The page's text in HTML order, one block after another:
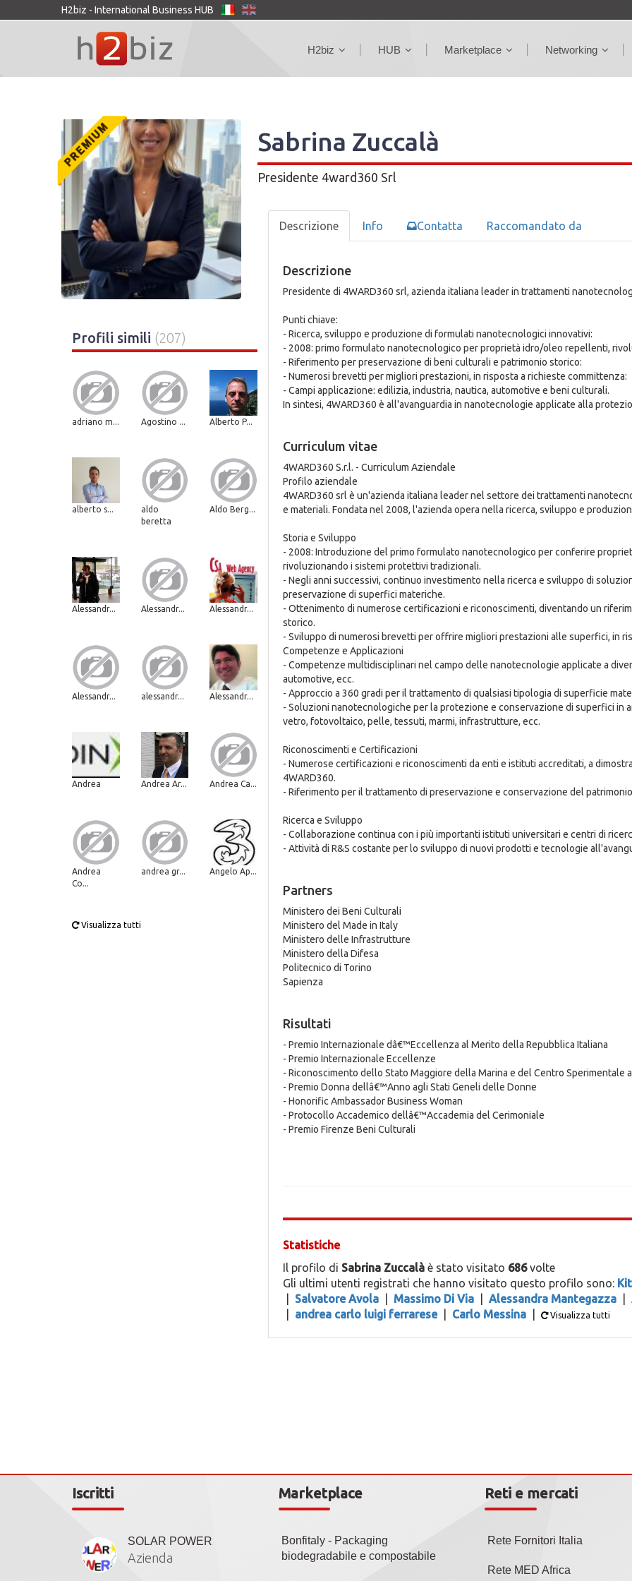
H2biz - International Business HUB
H2biz HUB Marketplace Networking
Sabrina Zuccalà
Presidente 4ward360 Srl
Profili simili (207)
adriano m... Agostino ... Alberto P...
alberto s...
aldo
beretta
Aldo Berg...
Alessandr... Alessandr... Alessandr...
Alessandr... alessandr... Alessandr...
Andrea Andrea Ar... Andrea Ca...
Andrea
Co...
andrea gr... Angelo Ap...
Visualizza tutti
Descrizione Info Contatta Raccomandato da
Descrizione
Presidente di 4WARD360 srl, azienda italiana leader in trattamenti
Punti chiave:
- Ricerca, sviluppo e produzione di formulati nanotecnologici innovativi:
- 2008: primo formulato nanotecnologico per proprietà idro/oleo repellenti,
- Riferimento per preservazione di beni culturali e patrimonio storico:
- Numerosi brevetti per migliori prestazioni, in risposta a richieste committenza:
- Campi applicazione: edilizia, industria, nautica, automotive e beni culturali.
In sintesi, 4WARD360 è all'avanguardia in nanotecnologie applicate alla
Curriculum vitae
4WARD360 S.r.l. - Curriculum Aziendale
Profilo aziendale
4WARD360 srl è un'azienda italiana leader nel settore dei trattamenti
e materiali. Fondata nel 2008, l'azienda opera nella ricerca, sviluppo e
Storia e Sviluppo
- 2008: Introduzione del primo formulato nanotecnologico per conferire
rivoluzionando i sistemi protettivi tradizionali.
- Negli anni successivi, continuo investimento nella ricerca e sviluppo di
preservazione di superfici materiche.
- Ottenimento di numerose certificazioni e riconoscimenti, diventando un
storico.
- Sviluppo di numerosi brevetti per offrire migliori prestazioni alle superfici, in
Competenze e Applicazioni
- Competenze multidisciplinari nel campo delle nanotecnologie applicate a
automotive, ecc.
- Approccio a 360 gradi per il trattamento di qualsiasi tipologia di superficie
- Soluzioni nanotecnologiche per la protezione e conservazione di superfici in
vetro, fotovoltaico, pelle, tessuti, marmi, infrastrutture, ecc.
Riconoscimenti e Certificazioni
- Numerose certificazioni e riconoscimenti da enti e istituti accreditati, a
4WARD360.
- Riferimento per il trattamento di preservazione e conservazione del
Ricerca e Sviluppo
- Collaborazione continua con i più importanti istituti universitari e centri di
- Attività di R&S costante per lo sviluppo di nuovi prodotti e tecnologie
Partners
Ministero dei Beni Culturali
Ministero del Made in Italy
Ministero delle Infrastrutture
Ministero della Difesa
Politecnico di Torino
Sapienza
Risultati
- Premio Internazionale dâ€™Eccellenza al Merito della Repubblica Italiana
- Premio Internazionale Eccellenze
- Riconoscimento dello Stato Maggiore della Marina e del Centro Sperimentale
- Premio Donna dellâ€™Anno agli Stati Geneli delle Donne
- Honorific Ambassador Business Woman
- Protocollo Accademico dellâ€™Accademia del Cerimoniale
- Premio Firenze Beni Culturali
Statistiche
Il profilo di Sabrina Zuccalàè stato visitato 686volte
Gli ultimi utenti registrati che hanno visitato questo profilo sono:
Salvatore Avola Massimo Di Via Alessandra Mantegazza
andrea carlo luigi ferrarese Carlo Messina Visualizza tutti
Iscritti
SOLAR POWER
Azienda
Marketplace
Bonfitaly - Packaging
biodegradabile e compostabile
Reti e mercati
Rete Fornitori Italia
Rete MED Africa